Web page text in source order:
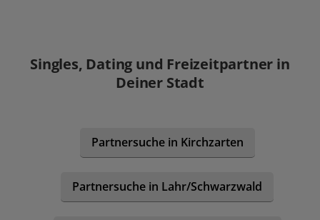
Singles, Dating und Freizeitpartner in
Deiner Stadt
Partnersuche in Kirchzarten
Partnersuche in Lahr/Schwarzwald